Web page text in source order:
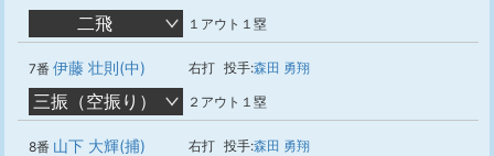
二飛 １アウト１塁
7番 伊藤 壮則(中) 右打 投手:森田 勇翔
三振（空振り） ２アウト１塁
8番 山下 大輝(捕) 右打 投手:森田 勇翔